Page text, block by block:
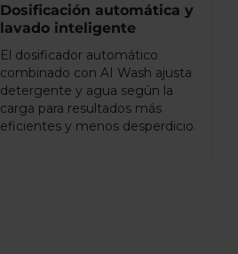
Dosificación automática y
lavado inteligente
El dosificador automático
combinado con AI Wash ajusta
detergente y agua según la
carga para resultados más
eficientes y menos desperdicio.